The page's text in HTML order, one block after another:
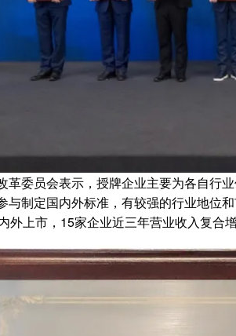
革委员会表示，授牌企业主要为各自行
与制定国内外标准，有较强的行业地位
外上市，15家企业近三年营业收入复合